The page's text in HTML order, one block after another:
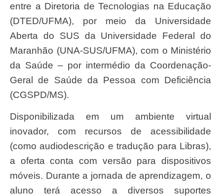
entre a Diretoria de Tecnologias na Educação
(DTED/UFMA), por meio da Universidade
Aberta do SUS da Universidade Federal do
Maranhão (UNA-SUS/UFMA), com o Ministério
da Saúde – por intermédio da Coordenação-
Geral de Saúde da Pessoa com Deficiência
(CGSPD/MS).
Disponibilizada em um ambiente virtual
inovador, com recursos de acessibilidade
(como audiodescrição e tradução para Libras),
a oferta conta com versão para dispositivos
móveis. Durante a jornada de aprendizagem, o
aluno terá acesso a diversos suportes